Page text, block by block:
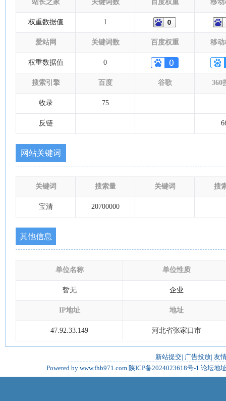
站长之家 关键词数 百度权重 移动
权重数据值 1
爱站网 关键词数 百度权重 移动
权重数据值 0
搜索引擎 百度 谷歌 360
收录 75
反链
网站关键词
关键词 搜索量 关键词 搜
宝清 20700000
其他信息
单位名称 单位性质
暂无 企业
IP地址 地址
47.92.33.149 河北省张家口市
新站提交| 广告投放| 友
Powered by www.fhb971.com 陕ICP备2024023618号-1 论坛地